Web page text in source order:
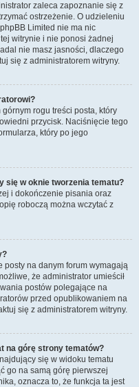
zaleca zapoznanie się z
ostrzeżenie. O udzieleniu
Limited nie ma nic
witrynie i nie ponosi żadnej
nie masz jasności, dlaczego
się z administratorem witryny.
rogu treści posta, który
przycisk. Naciśnięcie tego
który po jego
się w oknie tworzenia tematu?
i dokończenie pisania oraz
roboczą można wczytać z
posty na danym forum wymagają
że administrator umieścił
postów polegające na
przed opublikowaniem na
się z administratorem witryny.
na górę strony tematów?
się w widoku tematu
go na samą górę pierwszej
oznacza to, że funkcja ta jest